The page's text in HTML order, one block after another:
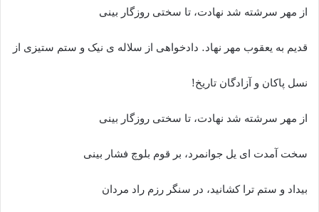
از مهر سرشته شد نهادت، تا سختی روزگار بینی
قدیم به یعقوب مهر نهاد. دادخواهی از سلاله ی نیک و ستم ستیزی از
نسل پاکان و آزادگان تاریخ!
از مهر سرشته شد نهادت، تا سختی روزگار بینی
سخت آمدت ای یل جوانمرد، بر قوم بلوچ فشار بینی
بیداد و ستم ترا کشانید، در سنگر رزم راد مردان